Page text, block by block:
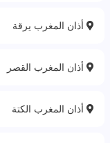
أذان المغرب يرقة
أذان المغرب القصر
أذان المغرب الكتة